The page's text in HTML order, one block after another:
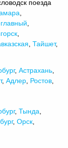
поезда
,Тайшет,
,Астрахань
,Адлер Ростов
,Тында
,Орск